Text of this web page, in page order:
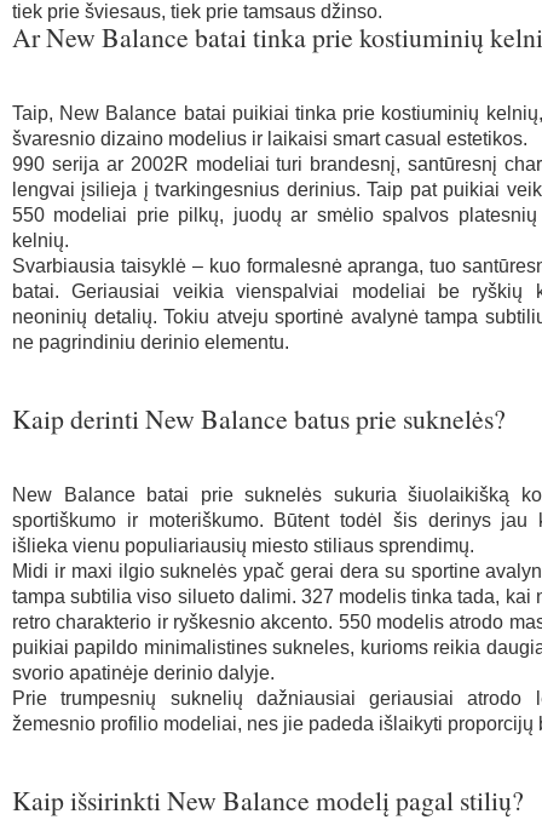
tiek prie šviesaus, tiek prie tamsaus džinso.
Ar New Balance batai tinka prie kostiuminių
Taip, New Balance batai puikiai tinka prie kostiuminių
švaresnio dizaino modelius ir laikaisi smart casual estetikos.
990 serija ar 2002R modeliai turi brandesnį, santūresnį
lengvai įsilieja į tvarkingesnius derinius. Taip pat puikiai
550 modeliai prie pilkų, juodų ar smėlio spalvos platesnių
kelnių.
Svarbiausia taisyklė – kuo formalesnė apranga, tuo
batai. Geriausiai veikia vienspalviai modeliai be ryškių
neoninių detalių. Tokiu atveju sportinė avalynė tampa
ne pagrindiniu derinio elementu.
Kaip derinti New Balance batus prie suknelės?
New Balance batai prie suknelės sukuria šiuolaikišką
sportiškumo ir moteriškumo. Būtent todėl šis derinys jau
išlieka vienu populiariausių miesto stiliaus sprendimų.
Midi ir maxi ilgio suknelės ypač gerai dera su sportine
tampa subtilia viso silueto dalimi. 327 modelis tinka tada, kai
retro charakterio ir ryškesnio akcento. 550 modelis atrodo
puikiai papildo minimalistines sukneles, kurioms reikia
svorio apatinėje derinio dalyje.
Prie trumpesnių suknelių dažniausiai geriausiai atrodo
žemesnio profilio modeliai, nes jie padeda išlaikyti proporcijų
Kaip išsirinkti New Balance modelį pagal stilių?